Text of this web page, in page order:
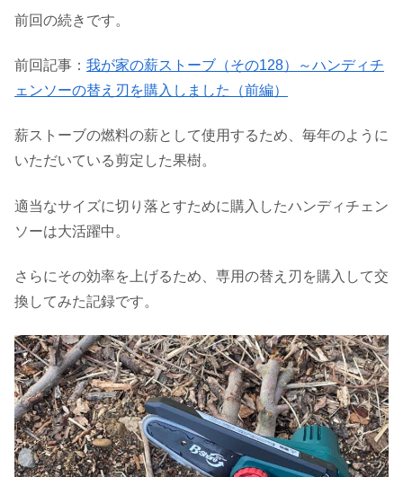
前回の続きです。
前回記事： 我が家の薪ストーブ（その128）～ハンディチ
ェンソーの替え刃を購入しました（前編）
薪ストーブの燃料の薪として使用するため、毎年のように
いただいている剪定した果樹。
適当なサイズに切り落とすために購入したハンディチェン
ソーは大活躍中。
さらにその効率を上げるため、専用の替え刃を購入して交
換してみた記録です。